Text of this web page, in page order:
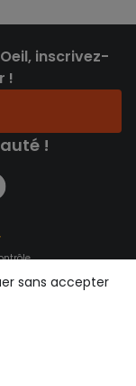
inscrivez-
!
!
sans accepter